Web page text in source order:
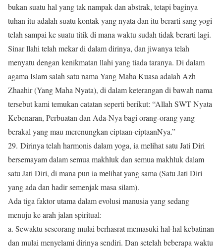
bukan suatu hal yang tak nampak dan abstrak, tetapi baginya
tuhan itu adalah suatu kontak yang nyata dan itu berarti sang yogi
telah sampai ke suatu titik di mana waktu sudah tidak berarti lagi.
Sinar llahi telah mekar di dalam dirinya, dan jiwanya telah
menyatu dengan kenikmatan llahi yang tiada taranya. Di dalam
agama Islam salah satu nama Yang Maha Kuasa adalah Azh
Zhaahir (Yang Maha Nyata), di dalam keterangan di bawah nama
tersebut kami temukan catatan seperti berikut: “Allah SWT Nyata
Kebenaran, Perbuatan dan Ada-Nya bagi orang-orang yang
berakal yang mau merenungkan ciptaan-ciptaanNya.”
29. Dirinya telah harmonis dalam yoga, ia melihat satu Jati Diri
bersemayam dalam semua makhluk dan semua makhluk dalam
satu Jati Diri, di mana pun ia melihat yang sama (Satu Jati Diri
yang ada dan hadir semenjak masa silam).
Ada tiga faktor utama dalam evolusi manusia yang sedang
menuju ke arah jalan spiritual:
a. Sewaktu seseorang mulai berhasrat memasuki hal-hal kebatinan
dan mulai menyelami dirinya sendiri. Dan setelah beberapa waktu